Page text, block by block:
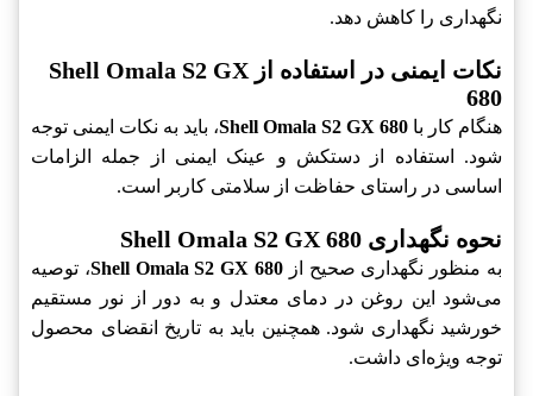
نگهداری را کاهش دهد.
نکات ایمنی در استفاده از Shell Omala S2 GX
680
هنگام کار با Shell Omala S2 GX 680، باید به نکات ایمنی توجه
شود. استفاده از دستکش و عینک ایمنی از جمله الزامات
اساسی در راستای حفاظت از سلامتی کاربر است.
نحوه نگهداری Shell Omala S2 GX 680
به منظور نگهداری صحیح از Shell Omala S2 GX 680، توصیه
می‌شود این روغن در دمای معتدل و به دور از نور مستقیم
خورشید نگهداری شود. همچنین باید به تاریخ انقضای محصول
توجه ویژه‌ای داشت.